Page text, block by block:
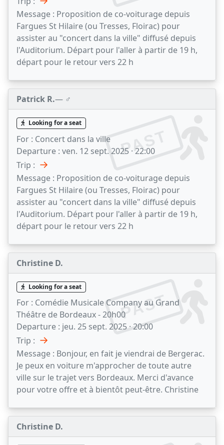
Message : Proposition de co-voiturage depuis
Fargues St Hilaire (ou Tresses, Floirac) pour
assister au "concert dans la ville" diffusé depuis
l'Auditorium. Départ pour l'aller à partir de 19 h,
départ pour le retour vers 22 h
Patrick R.— ♂️
PAST
Looking for a seat
For : Concert dans la ville
Departure : ven. 12 sept. 2025 · 22:00
Trip : →
Message : Proposition de co-voiturage depuis
Fargues St Hilaire (ou Tresses, Floirac) pour
assister au "concert dans la ville" diffusé depuis
l'Auditorium. Départ pour l'aller à partir de 19 h,
départ pour le retour vers 22 h
Christine D.
PAST
Looking for a seat
For : Comédie Musicale Company au Grand
Théâtre de Bordeaux - 20h00
Departure : jeu. 25 sept. 2025 · 20:00
Trip : →
Message : Bonjour, en fait je viendrai de Bergerac.
Je peux en voiture m'approcher de toute autre
ville sur le trajet vers Bordeaux. Merci d'avance
pour votre offre et à bientôt peut-être. Christine
Christine D.